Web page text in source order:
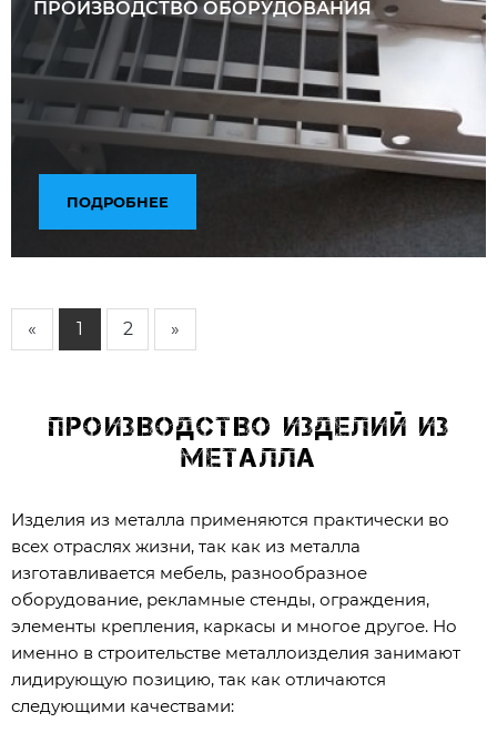
ПРОИЗВОДСТВО ОБОРУДОВАНИЯ
ПОДРОБНЕЕ
« 1 2 »
Производство изделий из
металла
Изделия из металла применяются практически во
всех отраслях жизни, так как из металла
изготавливается мебель, разнообразное
оборудование, рекламные стенды, ограждения,
элементы крепления, каркасы и многое другое. Но
именно в строительстве металлоизделия занимают
лидирующую позицию, так как отличаются
следующими качествами: